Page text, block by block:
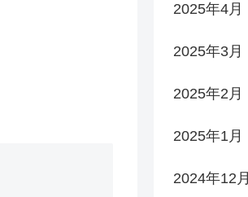
2025年4月
2025年3月
2025年2月
2025年1月
2024年12月